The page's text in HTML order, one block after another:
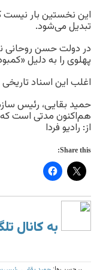
این نخستین بار نیست
تبدیل می‌شود.
در دولت حسن روحانی
پهلوی را به دلیل
اغلب این اسناد
هم‌اکنون مدتی است که
از: رادیو فردا
Share this:
به کانال